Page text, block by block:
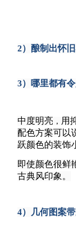
2）酿制出怀
3）哪里都有
中度明亮 ， 用
配色方案可以
跃颜色的装饰
即使颜色很鲜
古典风印象。
4）几何图案